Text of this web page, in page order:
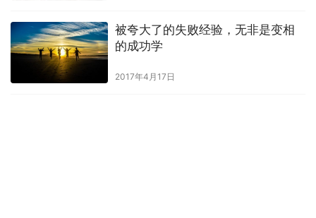
被夸大了的失败经验，无非是变相
的成功学
2017年4月17日